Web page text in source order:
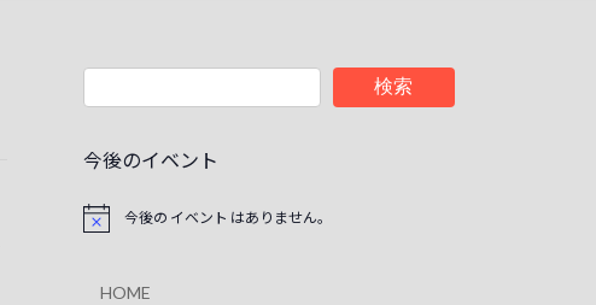
検索
今後のイベント
N
今後の イベント はありません。
HOME